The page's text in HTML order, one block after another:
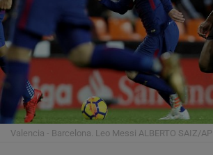
Valencia - Barcelona. Leo Messi ALBERTO SAIZ/AP